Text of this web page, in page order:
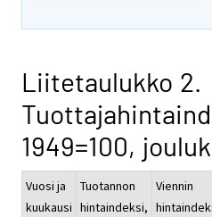
Liitetaulukko 2.
1949=100,
Vuosi ja
kuukausi
Tuotannon
hintaindeksi,
Viennin